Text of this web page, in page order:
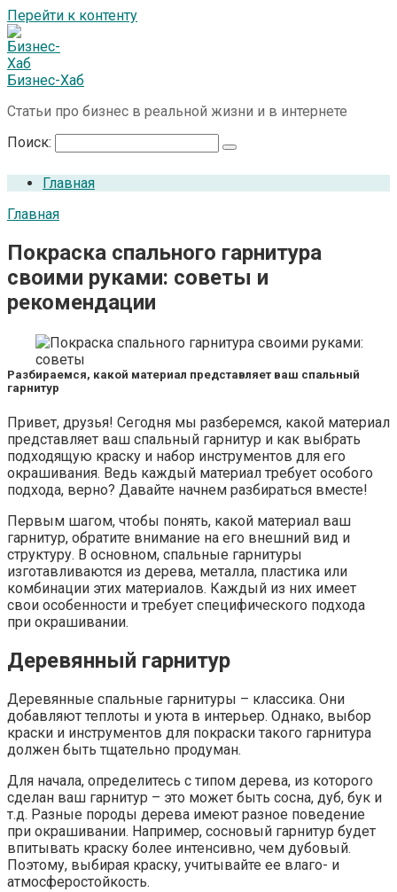
Перейти к контенту
Бизнес-Хаб
Статьи про бизнес в реальной жизни и в интернете
Поиск:
Главная
Главная
Покраска спального гарнитура
своими руками: советы и
рекомендации
Разбираемся, какой материал представляет ваш спальный
гарнитур
Привет, друзья! Сегодня мы разберемся, какой материал
представляет ваш спальный гарнитур и как выбрать
подходящую краску и набор инструментов для его
окрашивания. Ведь каждый материал требует особого
подхода, верно? Давайте начнем разбираться вместе!
Первым шагом, чтобы понять, какой материал ваш
гарнитур, обратите внимание на его внешний вид и
структуру. В основном, спальные гарнитуры
изготавливаются из дерева, металла, пластика или
комбинации этих материалов. Каждый из них имеет
свои особенности и требует специфического подхода
при окрашивании.
Деревянный гарнитур
Деревянные спальные гарнитуры – классика. Они
добавляют теплоты и уюта в интерьер. Однако, выбор
краски и инструментов для покраски такого гарнитура
должен быть тщательно продуман.
Для начала, определитесь с типом дерева, из которого
сделан ваш гарнитур – это может быть сосна, дуб, бук и
т.д. Разные породы дерева имеют разное поведение
при окрашивании. Например, сосновый гарнитур будет
впитывать краску более интенсивно, чем дубовый.
Поэтому, выбирая краску, учитывайте ее влаго- и
атмосферостойкость.